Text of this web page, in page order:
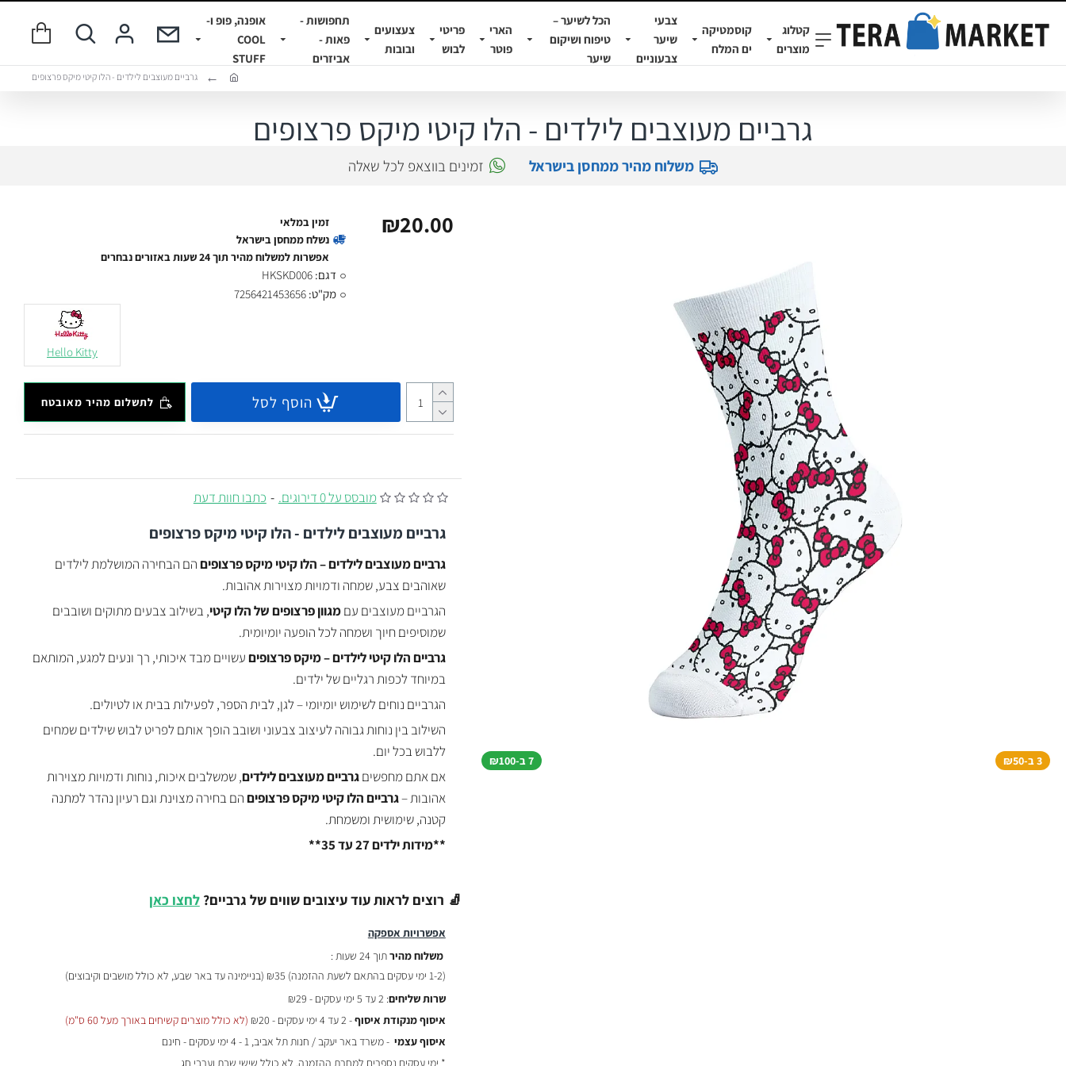
קטלוג
מוצרים
קוסמטיקה
ים המלח
צבעי
שיער
צבעוניים
הכל לשיער –
טיפוח ושיקום
שיער
הארי
פוטר
פריטי
לבוש
צעצועים
ובובות
תחפושות -
פאות -
אביזרים
אופנה, פופ ו-
COOL
STUFF
גרביים מעוצבים לילדים - הלו קיטי מיקס פרצופים
גרביים מעוצבים לילדים - הלו קיטי מיקס פרצופים
משלוח מהיר ממחסן בישראל זמינים בווצאפ לכל שאלה
3 ב-₪50 7 ב-₪100
מובסס על 0 דירוגים. - כתבו חוות דעת
₪20.00
זמין במלאי
נשלח ממחסן בישראל
אפשרות למשלוח מהיר תוך 24 שעות באזורים נבחרים
דגם: HKSKD006
מק"ט: 7256421453656
Hello Kitty
הוסף לסל לתשלום מהיר מאובטח
אפשרויות אספקה
משלוח מהירתוך 24 שעות :
(1-2 ימי עסקים בהתאם לשעת ההזמנה)
₪35 (בניימינה עד באר שבע, לא כולל מושבים וקיבוצים)
שרות שליחים: 2 עד 5 ימי עסקים - ₪29
איסוף מנקודת איסוף- 2 עד 4 ימי עסקים - ₪20
(לא כולל מוצרים קשיחים באורך מעל 60 ס"מ)
איסוף עצמי - משרד באר יעקב / חנות תל אביב, 1 - 4 ימי עסקים - חינם
* ימי עסקים נספרים למחרת ההזמנה, לא כולל שישי שבת וערבי חג
🧦 רוצים לראות עוד עיצובים שווים של גרביים?לחצו כאן
גרביים מעוצבים לילדים - הלו קיטי מיקס פרצופים
גרביים מעוצבים לילדים – הלו קיטי מיקס פרצופיםהם הבחירה המושלמת לילדים
שאוהבים צבע, שמחה ודמויות מצוירות אהובות.
הגרביים מעוצבים עםמגוון פרצופים של הלו קיטי, בשילוב צבעים מתוקים ושובבים
שמוסיפים חיוך ושמחה לכל הופעה יומיומית.
גרביים הלו קיטי לילדים – מיקס פרצופיםעשויים מבד איכותי, רך ונעים למגע, המותאם
במיוחד לכפות רגליים של ילדים.
הגרביים נוחים לשימוש יומיומי – לגן, לבית הספר, לפעילות בבית או לטיולים.
השילוב בין נוחות גבוהה לעיצוב צבעוני ושובב הופך אותם לפריט לבוש שילדים שמחים
ללבוש בכל יום.
אם אתם מחפשיםגרביים מעוצבים לילדים, שמשלבים איכות, נוחות ודמויות מצוירות
אהובות –גרביים הלו קיטי מיקס פרצופיםהם בחירה מצוינת וגם רעיון נהדר למתנה
קטנה, שימושית ומשמחת.
**מידות ילדים 27 עד 35**